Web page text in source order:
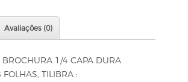
Avaliações (0)
BROCHURA 1/4 CAPA DURA
TILIBRA :